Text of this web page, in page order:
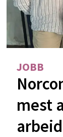
JOBB
mest